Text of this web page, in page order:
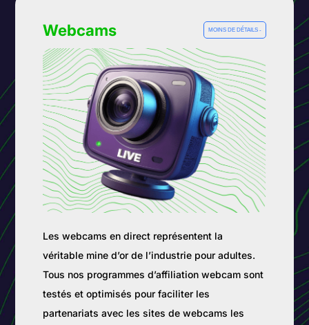
Webcams MOINS DE DÉTAILS -
Les webcams en direct représentent la
véritable mine d’or de l’industrie pour adultes.
Tous nos programmes d’affiliation webcam sont
testés et optimisés pour faciliter les
partenariats avec les sites de webcams les